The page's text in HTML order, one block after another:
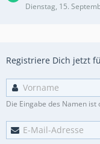
Dienstag, 15.
Registriere Dich jetzt
Die Eingabe des Namen ist